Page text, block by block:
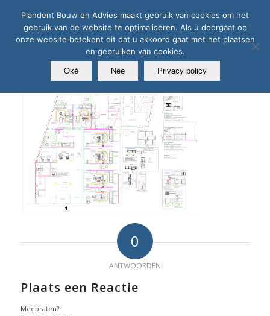
0
ANTWOORDEN
Plaats een Reactie
Meepraten?
Plandent Bouw en Advies maakt gebruik van cookies om het
gebruik van de website te optimaliseren. Als u doorgaat op
onze website betekent dit dat u akkoord gaat met het plaatsen
en gebruiken van cookies.
Oké Nee Privacy policy